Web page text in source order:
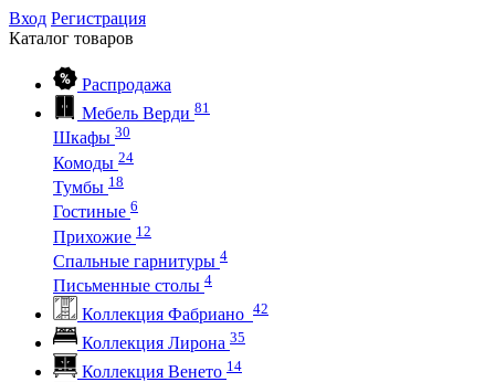
Вход Регистрация
Каталог товаров
Распродажа
Мебель Верди 81
Шкафы 30
Комоды 24
Тумбы 18
Гостиные 6
Прихожие 12
Спальные гарнитуры 4
Письменные столы 4
Коллекция Фабриано 42
Коллекция Лирона 35
Коллекция Венето 14